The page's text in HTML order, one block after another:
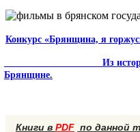
Конкурс «Брянщина, я
Из истории
Брянщине.
Книги в PDF по данной